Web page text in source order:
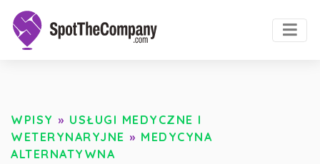
WPISY » USŁUGI MEDYCZNE I
WETERYNARYJNE » MEDYCYNA
ALTERNATYWNA